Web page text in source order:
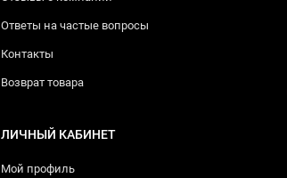
Ответы на частые вопросы
Контакты
Возврат товара
ЛИЧНЫЙ КАБИНЕТ
Мой профиль